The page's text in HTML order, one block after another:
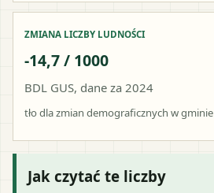
ZMIANA LICZBY LUDNOŚCI
-14,7 / 1000
BDL GUS, dane za 2024
tło dla zmian demograficznych w gminie
Jak czytać te liczby